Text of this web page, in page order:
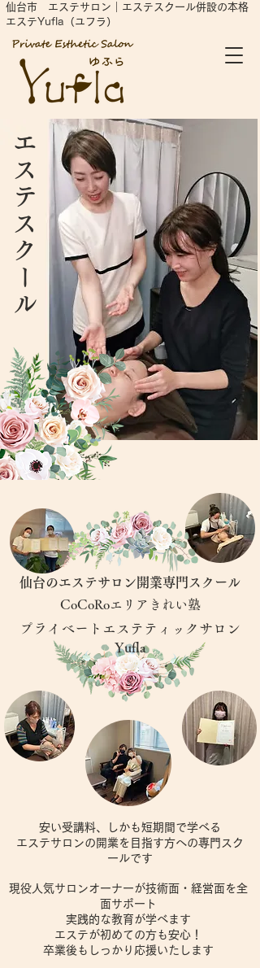
仙台市 エステサロン｜エステスクール併設の本格
エステYufla（ユフラ）
エステスクール
仙台のエステサロン開業専門スクール
CoCoRoエリアきれい塾
​プライベートエステティックサロン
Yufla
安い受講料、しかも短期間で学べる
エステサロンの開業を目指す方への専門スク
ールです
現役人気サロンオーナーが技術面・経営面を全
面サポート
実践的な教育が学べます
エステが初めての方も安心！
​卒業後もしっかり応援いたします